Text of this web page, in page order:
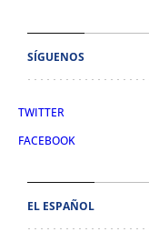
SÍGUENOS
TWITTER
FACEBOOK
EL ESPAÑOL